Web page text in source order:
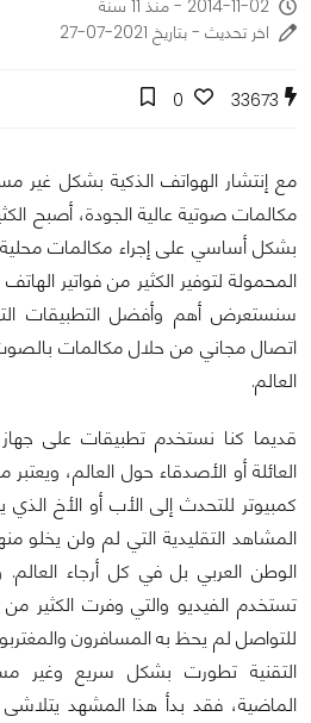
2014-11-02 - منذ 11 سنة
اخر تحديث - بتاريخ 2021-07-27
33673
0
مع إنتشار الهواتف الذكية بشكل غير
مكالمات صوتية عالية الجودة، أصبح
بشكل أساسي على إجراء مكالمات
المحمولة لتوفير الكثير من فواتير
سنستعرض أهم وأفضل التطبيقات
اتصال مجاني من حلال مكالمات
العالم.
قديما كنا نستخدم تطبيقات على جهاز
العائلة أو الأصدقاء حول العالم،
كمبيوتر للتحدث إلى الأب أو الأخ
المشاهد التقليدية التي لم ولن
الوطن العربي بل في كل أرجاء
تستخدم الفيديو والتي وفرت الكثير
للتواصل لم يحظ به المسافرون
التقنية تطورت بشكل سريع وغير
الماضية، فقد بدأ هذا المشهد